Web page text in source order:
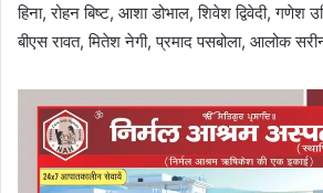
हिना, रोहन बिष्ट, आशा डोभाल, शिवेश द्विवेदी, गणेश
बीएस रावत, मितेश नेगी, प्रमाद पसबोला, आलोक